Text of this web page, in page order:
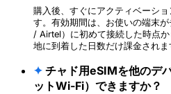
購入後、すぐにアクティベーシ
す。有効期間は、お使いの端末
/ Airtel）に初めて接続した時点
地に到着した日数だけ課金されま
✦ チャド用eSIMを他のデ
ットWi-Fi）できますか？